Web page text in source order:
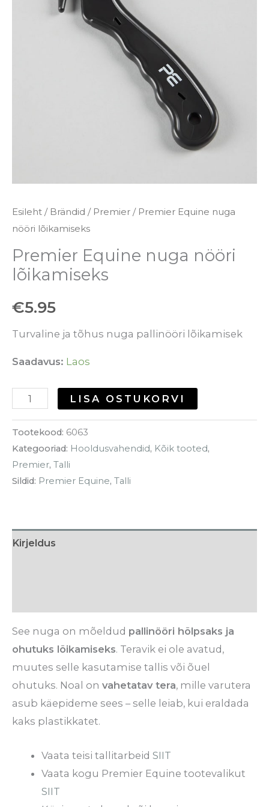
Esileht / Brändid / Premier / Premier Equine nuga
nööri lõikamiseks
Premier Equine nuga nööri
lõikamiseks
€5.95
Turvaline ja tõhus nuga pallinööri lõikamisek
Saadavus: Laos
LISA OSTUKORVI
Tootekood: 6063
Kategooriad: Hooldusvahendid, Kõik tooted,
Premier, Talli
Sildid: Premier Equine, Talli
Kirjeldus
See nuga on mõeldud pallinööri hõlpsaks ja
ohutuks lõikamiseks. Teravik ei ole avatud,
muutes selle kasutamise tallis või õuel
ohutuks. Noal on vahetatav tera, mille varutera
asub käepideme sees – selle leiab, kui eraldada
kaks plastikkatet.
Vaata teisi tallitarbeidSIIT
Vaata kogu Premier Equine tootevalikut
SIIT